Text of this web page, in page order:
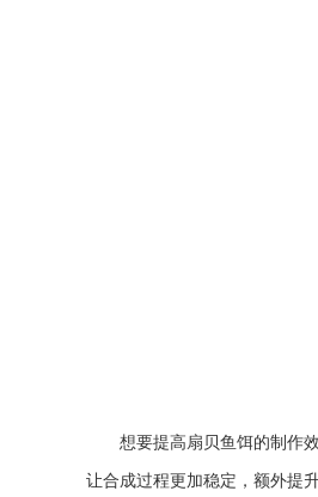
想要提高扇贝鱼饵的制作
让合成过程更加稳定，额外提